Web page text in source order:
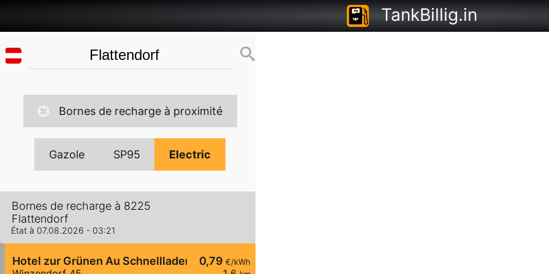
TankBillig.in
Bornes de recharge à proximité
Gazole SP95 Electric
Bornes de recharge à 8225
Flattendorf
État à 07.08.2026 - 03:21
0,79 €/kWh
Hotel zur Grünen Au Schnelllader